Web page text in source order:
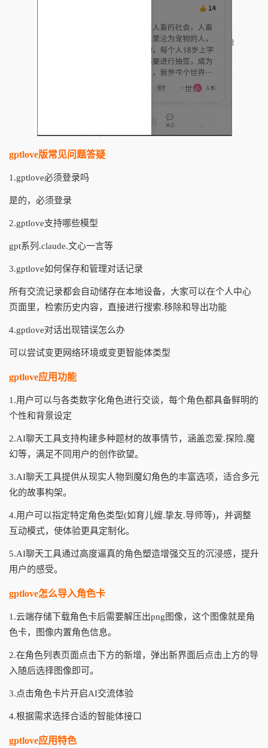
gptlove版常见问题答疑
1.gptlove必须登录吗
是的，必须登录
2.gptlove支持哪些模型
gpt系列.claude.文心一言等
3.gptlove如何保存和管理对话记录
所有交流记录都会自动储存在本地设备，大家可以在个人中心
页面里，检索历史内容，直接进行搜索.移除和导出功能
4.gptlove对话出现错误怎么办
可以尝试变更网络环境或变更智能体类型
gptlove应用功能
1.用户可以与各类数字化角色进行交谈，每个角色都具备鲜明的
个性和背景设定
2.AI聊天工具支持构建多种题材的故事情节，涵盖恋爱.探险.魔
幻等，满足不同用户的创作欲望。
3.AI聊天工具提供从现实人物到魔幻角色的丰富选项，适合多元
化的故事构架。
4.用户可以指定特定角色类型(如育儿嫂.挚友.导师等)，并调整
互动模式，使体验更具定制化。
5.AI聊天工具通过高度逼真的角色塑造增强交互的沉浸感，提升
用户的感受。
gptlove怎么导入角色卡
1.云端存储下载角色卡后需要解压出png图像，这个图像就是角
色卡，图像内置角色信息。
2.在角色列表页面点击下方的新增，弹出新界面后点击上方的导
入随后选择图像即可。
3.点击角色卡片开启AI交流体验
4.根据需求选择合适的智能体接口
gptlove应用特色